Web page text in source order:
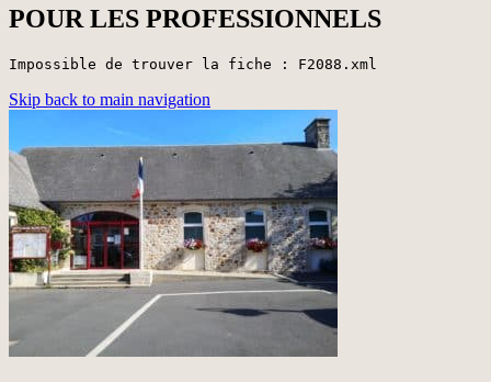
POUR LES PROFESSIONNELS
Impossible de trouver la fiche : F2088.xml
Skip back to main navigation